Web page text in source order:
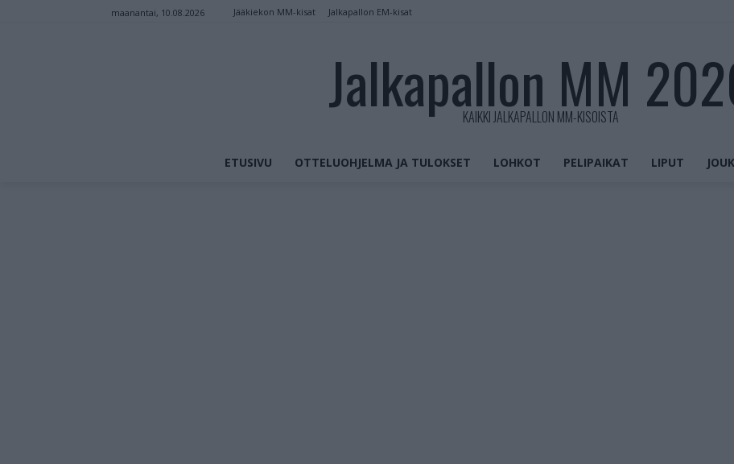
maanantai, 10.08.2026 Jääkiekon MM-kisat Jalkapallon EM-kisat
Jalkapallon MM
KAIKKI JALKAPALLON MM-KISOISTA
ETUSIVU OTTELUOHJELMA JA TULOKSET LOHKOT PELIPAIKAT LIPUT